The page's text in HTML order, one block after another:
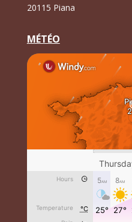
20115 Piana
MÉTÉO